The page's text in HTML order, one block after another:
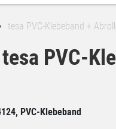
tesa PVC-Klebeband +
tesa PVC-
PVC-Klebeband